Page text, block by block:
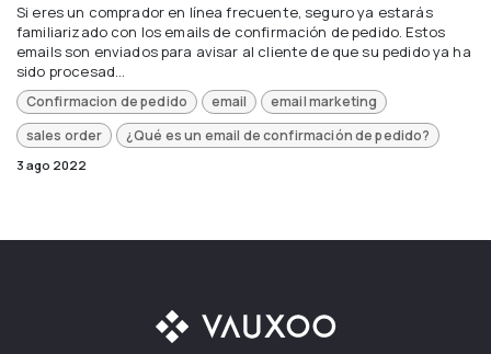
Si eres un comprador en línea frecuente, seguro ya estarás
familiarizado con los emails de confirmación de pedido. Estos
emails son enviados para avisar al cliente de que su pedido ya ha
sido procesad...
Confirmacion de pedido email
email marketing
sales order
¿Qué es un email de confirmación de pedido?
3 ago 2022